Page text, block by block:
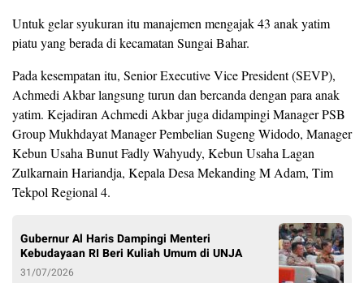
Untuk gelar syukuran itu manajemen mengajak 43 anak yatim
piatu yang berada di kecamatan Sungai Bahar.
Pada kesempatan itu, Senior Executive Vice President (SEVP),
Achmedi Akbar langsung turun dan bercanda dengan para anak
yatim. Kejadiran Achmedi Akbar juga didampingi Manager PSB
Group Mukhdayat Manager Pembelian Sugeng Widodo, Manager
Kebun Usaha Bunut Fadly Wahyudy, Kebun Usaha Lagan
Zulkarnain Hariandja, Kepala Desa Mekanding M Adam, Tim
Tekpol Regional 4.
Gubernur Al Haris Dampingi Menteri
Kebudayaan RI Beri Kuliah Umum di UNJA
31/07/2026